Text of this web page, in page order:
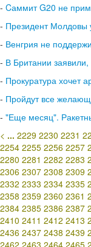
- Cаммит G20 не
- Президент Молдовы
- Венгрия не
- В Британии
- Прокуратура хочет
- Пройдут все
- "Еще месяц".
< ... 2229 2230 2231
2254 2255 2256 2257
2280 2281 2282 2283
2306 2307 2308 2309
2332 2333 2334 2335
2358 2359 2360 2361
2384 2385 2386 2387
2410 2411 2412 2413
2436 2437 2438 2439
2462 2463 2464 2465